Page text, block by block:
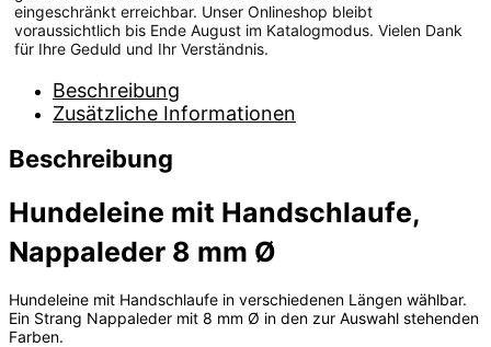
eingeschränkt erreichbar. Unser Onlineshop bleibt
voraussichtlich bis Ende August im Katalogmodus. Vielen Dank
für Ihre Geduld und Ihr Verständnis.
Beschreibung
Zusätzliche Informationen
Beschreibung
Hundeleine mit Handschlaufe,
Nappaleder 8 mm Ø
Hundeleine mit Handschlaufe in verschiedenen Längen wählbar.
Ein Strang Nappaleder mit 8 mm Ø in den zur Auswahl stehenden
Farben.